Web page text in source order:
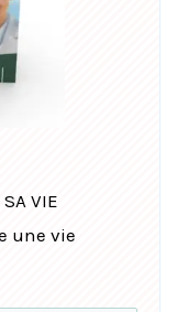
VIE
une vie